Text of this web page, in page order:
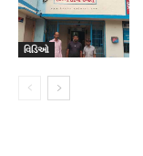
વિડિઓ